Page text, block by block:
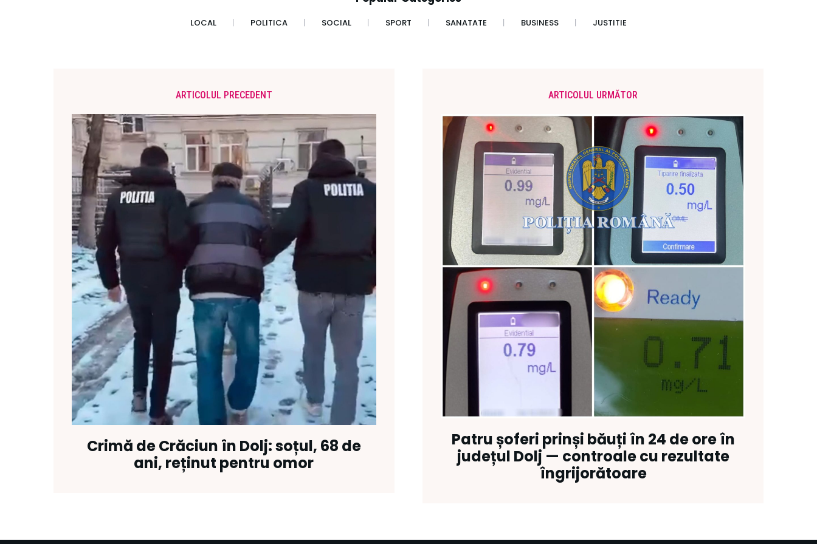
LOCAL POLITICA SOCIAL SPORT SANATATE BUSINESS JUSTITIE
ARTICOLUL PRECEDENT
Crimă de Crăciun în Dolj: soțul, 68 de
ani, reținut pentru omor
ARTICOLUL URMĂTOR
Patru șoferi prinși băuți în 24 de ore în
județul Dolj — controale cu rezultate
îngrijorătoare